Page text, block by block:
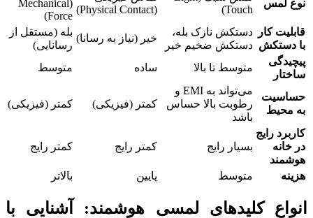
نوع لمس
Touch)
(Physical Contact)
(Mechanical
Force)
قابلیت کار
با دستکش
دستکش نازک بله،
دستکش ضخیم خیر
خیر (نیاز به رسانا)
بله (مستقل از
رسانایی)
پیچیدگی
ساختار
متوسط تا بالا ساده متوسط
حساسیت
به محیط
می‌تواند به EMI و
رطوبت بالا حساس
باشد
کمتر (فیزیکی) کمتر (فیزیکی)
کاربرد رایج
در خانه
هوشمند
بسیار رایج کمتر رایج کمتر رایج
هزینه متوسط پایین بالاتر
انواع کلیدهای لمسی هوشمند: آشنایی با